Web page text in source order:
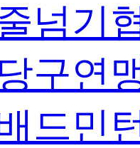
넘기
당구연
드민